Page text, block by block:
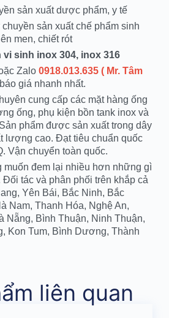
sản xuất dược phẩm, y tế
sản xuất chế phẩm sinh
men, chiết rót
vi sinh inox 304, inox 316
Zalo 0918.013.635 ( Mr. Tâm
giá nhanh nhất.
cung cấp các mặt hàng ống
ống, phụ kiện bồn tank inox và
phẩm được sản xuất trong dây
lượng cao. Đạt tiêu chuẩn quốc
Vận chuyển toàn quốc.
muốn đem lại nhiều hơn những gì
Đối tác và phân phối trên khắp cả
Yên Bái, Bắc Ninh, Bắc
Nam, Thanh Hóa, Nghệ An,
Nẵng, Bình Thuận, Ninh Thuận,
Kon Tum, Bình Dương, Thành
liên quan